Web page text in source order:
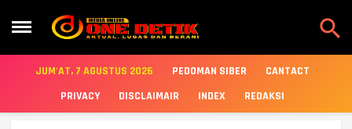

JUM'AT, 7 AGUSTUS 2026 PEDOMAN SIBER
CANTACT
PRIVACY
DISCLAIMAIR INDEX REDAKSI